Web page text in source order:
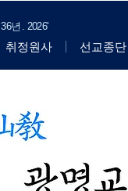
36년 . 2026'
취정원사 선교종단